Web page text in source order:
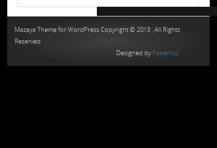
Mazaya Theme for WordPress Copyright © 2013 , All Rights
Reserved
Designed by Fawaniss